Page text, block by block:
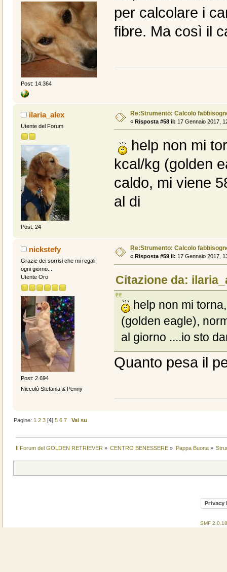
Post: 14.364
per calcolare i
fibre. Ma così il
ilaria_alex
Utente del Forum
Post: 24
Re:Strumento: Calcolo
« Risposta #58 il: 17 Gennaio 2017,
help non mi
kcal/kg (golden
caldo, mi viene
al di
nickstefy
Grazie dei sorrisi che mi regali
ogni giorno...
Utente Oro
Post: 2.694
Niccolò Stefania & Penny
Re:Strumento: Calcolo
« Risposta #59 il: 17 Gennaio 2017,
Citazione da:
help non mi
(golden eagle),
al giorno ....io sto
Quanto pesa il
Pagine: 1 2 3 [4]5 6 7 Vai su
Il Forum del GOLDEN RETRIEVER » CENTRO BENESSERE » Pappa Buona»
Privacy
SMF 2.0.18